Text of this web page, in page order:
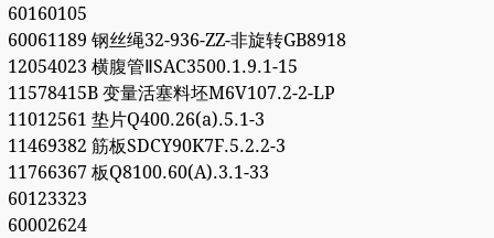
60160105
60061189 钢丝绳32-936-ZZ-非旋转GB8918
12054023 横腹管ⅡSAC3500.1.9.1-15
11578415B 变量活塞料坯M6V107.2-2-LP
11012561 垫片Q400.26(a).5.1-3
11469382 筋板SDCY90K7F.5.2.2-3
11766367 板Q8100.60(A).3.1-33
60123323
60002624